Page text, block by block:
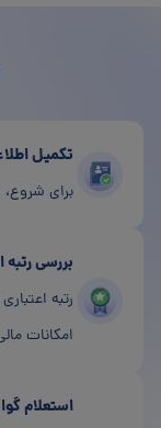
تکمیل
برای شروع،
بررسی رتبه
رتبه
امکانات
استعلام